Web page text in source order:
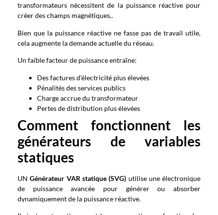
transformateurs nécessitent de la puissance réactive pour
créer des champs magnétiques..
Bien que la puissance réactive ne fasse pas de travail utile,
cela augmente la demande actuelle du réseau.
Un faible facteur de puissance entraîne:
Des factures d'électricité plus élevées
Pénalités des services publics
Charge accrue du transformateur
Pertes de distribution plus élevées
Comment fonctionnent les
générateurs de variables
statiques
UNGénérateur VAR statique (SVG) utilise une électronique
de puissance avancée pour générer ou absorber
dynamiquement de la puissance réactive.